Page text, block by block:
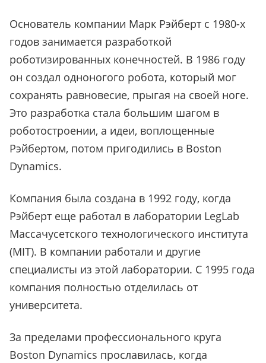
Основатель компании Марк Рэйберт с 1980-х
годов занимается разработкой
роботизированных конечностей. В 1986 году
он создал одноногого робота, который мог
сохранять равновесие, прыгая на своей ноге.
Это разработка стала большим шагом в
роботостроении, а идеи, воплощенные
Рэйбертом, потом пригодились в Boston
Dynamics.
Компания была создана в 1992 году, когда
Рэйберт еще работал в лаборатории LegLab
Массачусетского технологического института
(MIT). В компании работали и другие
специалисты из этой лаборатории. С 1995 года
компания полностью отделилась от
университета.
За пределами профессионального круга
Boston Dynamics прославилась, когда